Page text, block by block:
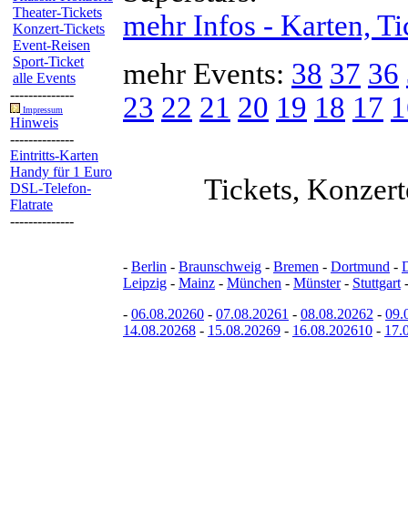
Theater-Tickets
Konzert-Tickets
Event-Reisen
Sport-Ticket
alle Events
--------------
Impressum
Hinweis
--------------
Eintritts-Karten
Handy für 1 Euro
DSL-Telefon-
Flatrate
--------------
mehr Infos - Karten,
mehr Events: 38 37 36
23 22 21 20 19 18 17
Tickets,
- Berlin - Braunschweig - Bremen - Dortmund -
Leipzig - Mainz - München - Münster- Stuttgart
- 06.08.20260 - 07.08.20261 - 08.08.20262 -
14.08.20268 - 15.08.20269 - 16.08.202610 -